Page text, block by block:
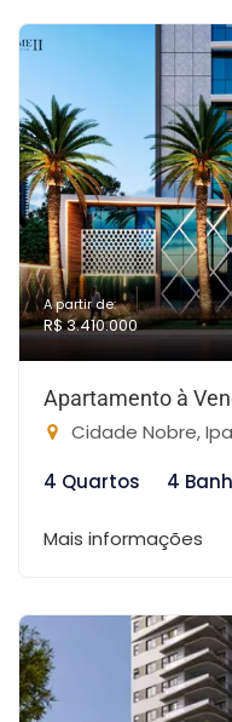
A partir de:
R$ 3.410.000
Apartamento à
Cidade Nobre,
4 Quartos
4
Mais informações